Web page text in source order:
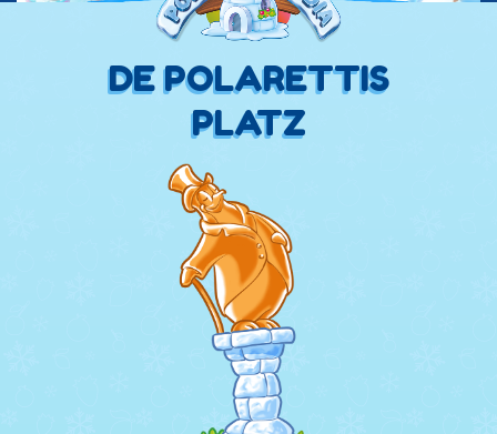
DE POLARETTIS
PLATZ